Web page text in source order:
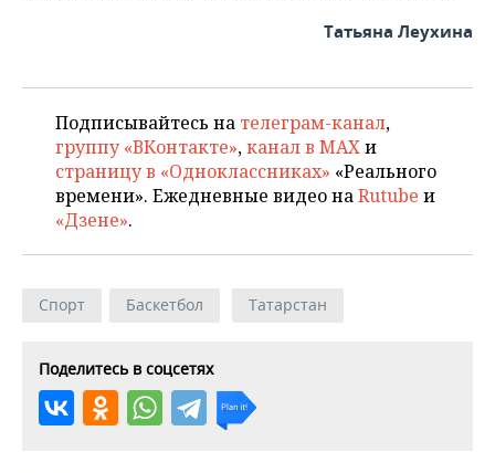
Татьяна Леухина
Подписывайтесь на телеграм-канал,
группу «ВКонтакте»,канал в MAXи
страницу в «Одноклассниках» «Реального
времени». Ежедневные видео наRutube и
«Дзене».
Спорт Баскетбол Татарстан
Поделитесь в соцсетях